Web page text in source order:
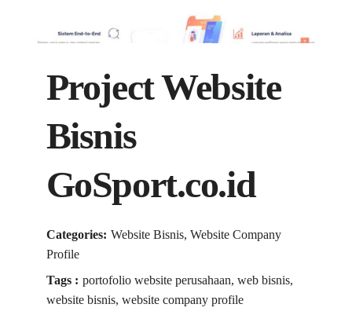
Project Website
Bisnis
GoSport.co.id
Categories: Website Bisnis, Website Company
Profile
Tags : portofolio website perusahaan, web bisnis,
website bisnis, website company profile